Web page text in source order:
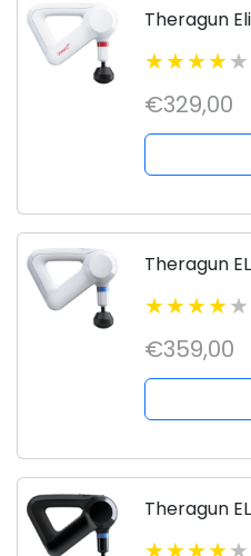
Theragun
€329,00
Theragun
€359,00
Theragun